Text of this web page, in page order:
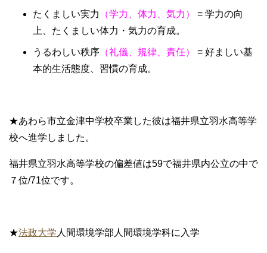
たくましい実力 （学力、体力、気力）
= 学力の向
上、たくましい体力・気力の育成。
うるわしい秩序 （礼儀、規律、責任）
= 好ましい基
本的生活態度、習慣の育成。
★あわら市立金津中学校卒業した彼は福井県立羽水高等学
校へ進学しました。
福井県立羽水高等学校の偏差値は59で福井県内公立の中で
７位/71位です。
★法政大学 人間環境学部人間環境学科に入学